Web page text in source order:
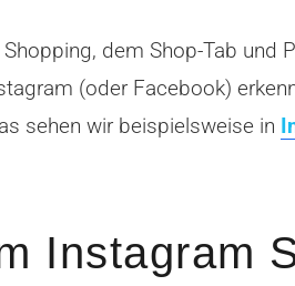
dem Shop-Tab und
(oder Facebook)
sehen wir beispielsweise in
Instagram